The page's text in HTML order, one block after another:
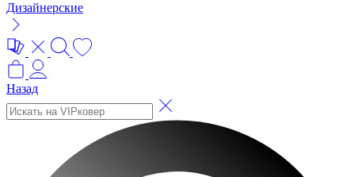
Дизайнерские
Назад